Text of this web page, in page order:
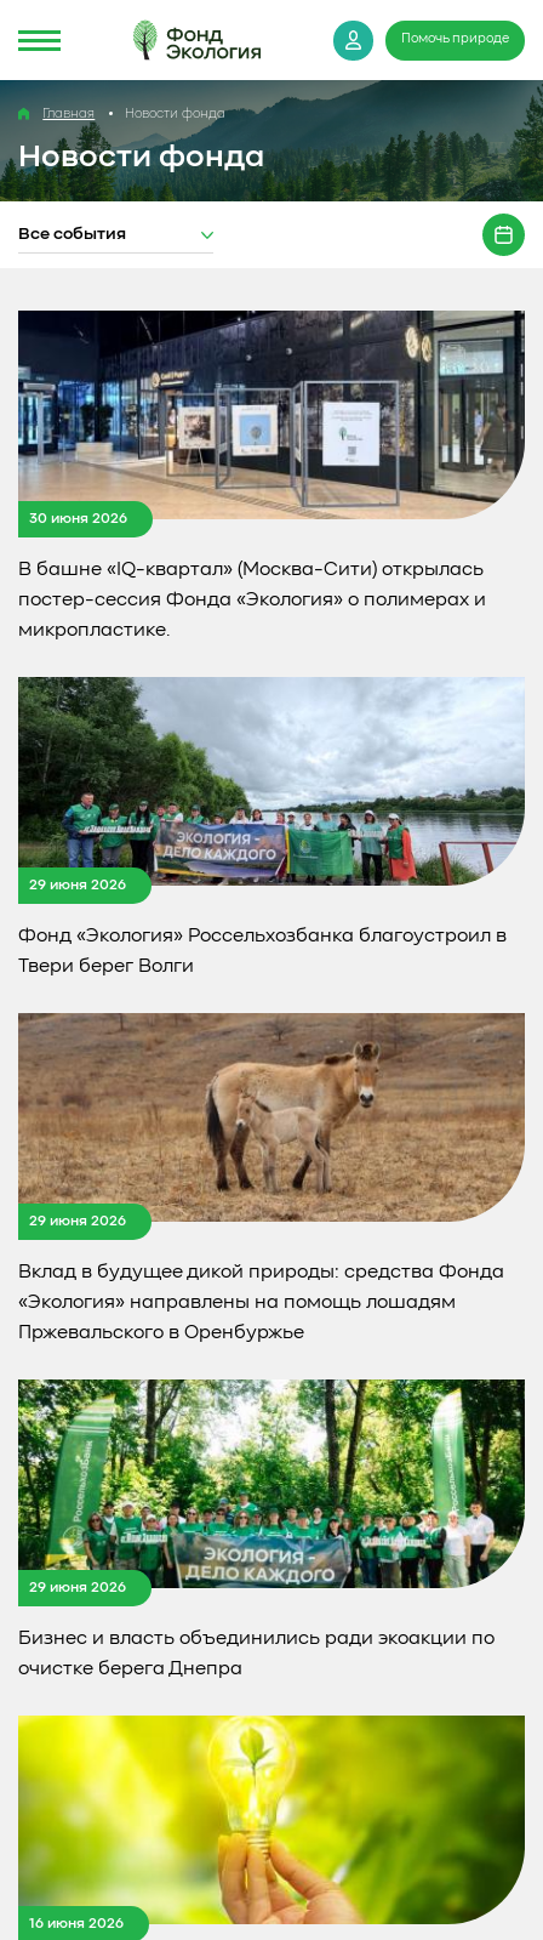
Помочь природе
Главная Новости фонда
Новости фонда
Все события
30 июня 2026
В башне «IQ-квартал» (Москва-Сити) открылась
постер-сессия Фонда «Экология» о полимерах и
микропластике.
29 июня 2026
Фонд «Экология» Россельхозбанка благоустроил в
Твери берег Волги
29 июня 2026
Вклад в будущее дикой природы: средства Фонда
«Экология» направлены на помощь лошадям
Пржевальского в Оренбуржье
29 июня 2026
Бизнес и власть объединились ради экоакции по
очистке берега Днепра
16 июня 2026